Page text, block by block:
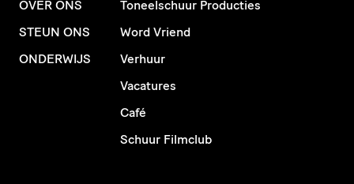
OVER ONS
STEUN ONS
ONDERWIJS
Toneelschuur Producties
Word Vriend
Verhuur
Vacatures
Café
Schuur Filmclub